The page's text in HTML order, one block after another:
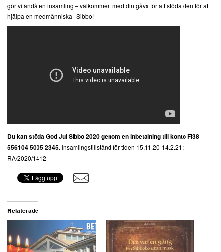
gör vi ändå en insamling – välkommen med din gåva för att stöda den för att
hjälpa en medmänniska i Sibbo!
Du kan stöda God Jul Sibbo 2020 genom en inbetalning till konto FI38
556104 5005 2345. Insamlingstillstånd för tiden 15.11.20-14.2.21:
RA/2020/1412
Relaterade